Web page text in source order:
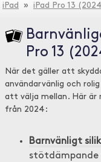
iPad » iPad Pro 13
Pro 13
När det gäller att
användarvänlig och
att välja mellan. Här är
från 2024:
Barnvänligt
stötdämpande